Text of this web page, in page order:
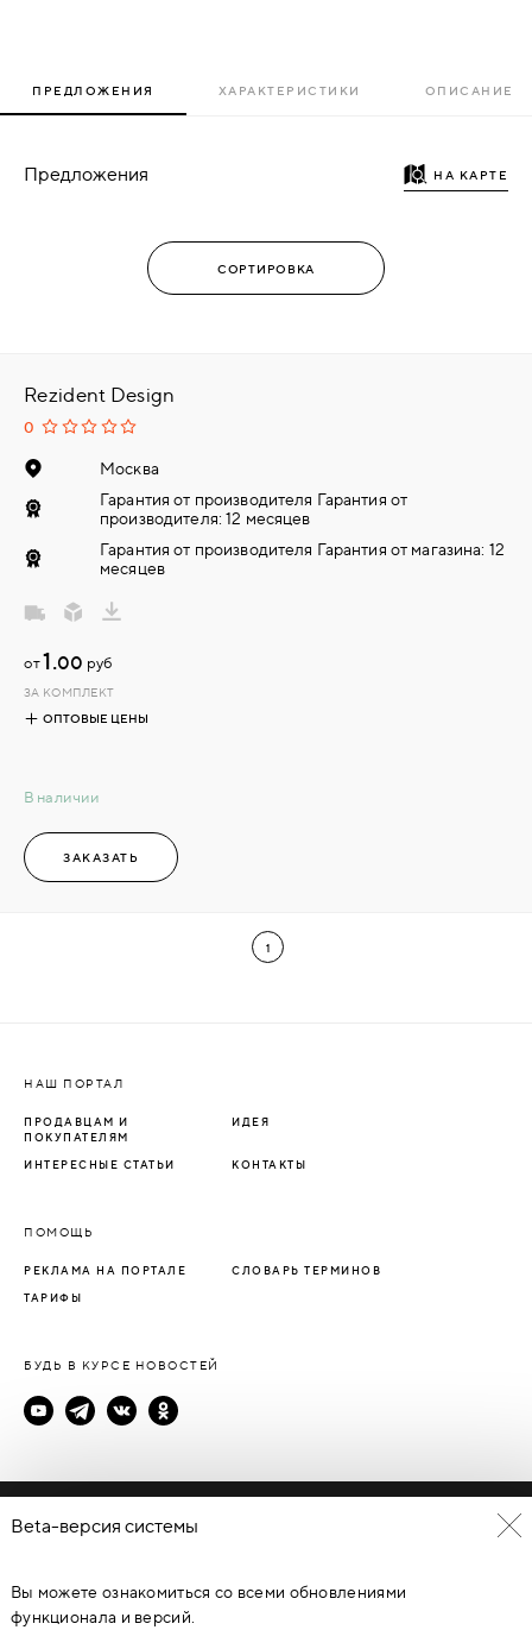
ПРЕДЛОЖЕНИЯ ХАРАКТЕРИСТИКИ ОПИСАНИЕ
Предложения НА КАРТЕ
Rezident Design
0
Москва
Гарантия от производителя Гарантия от
производителя: 12 месяцев
Гарантия от производителя Гарантия от магазина: 12
месяцев
В наличии
от1.00 руб
ЗА КОМПЛЕКТ
ОПТОВЫЕ ЦЕНЫ
ЗАКАЗАТЬ
1
НАШ ПОРТАЛ
ПРОДАВЦАМ И
ПОКУПАТЕЛЯМ
ИДЕЯ
ИНТЕРЕСНЫЕ СТАТЬИ КОНТАКТЫ
ПОМОЩЬ
РЕКЛАМА НА ПОРТАЛЕ СЛОВАРЬ ТЕРМИНОВ
ТАРИФЫ
БУДЬ В КУРСЕ НОВОСТЕЙ
Политика конфиденциальности
© Каталог дверей - DverProf, 2021-2026Материалы сайта
являются объектами авторского права. Запрещается
копирование, распространение, любое использование
Beta-версия системы
Вы можете ознакомиться со всеми обновлениями
функционала и версий.